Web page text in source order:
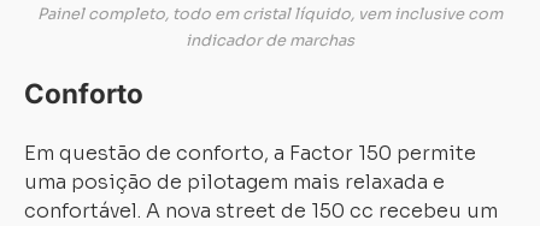
Painel completo, todo em cristal líquido, vem inclusive com
indicador de marchas
Conforto
Em questão de conforto, a Factor 150 permite
uma posição de pilotagem mais relaxada e
confortável. A nova street de 150 cc recebeu um